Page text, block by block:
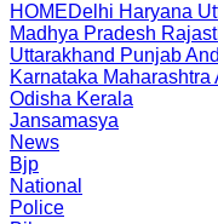
HOMEDelhi Haryana
Madhya Pradesh
Uttarakhand Punjab
Karnataka Maharashtra
Odisha Kerala
Jansamasya
News
Bjp
National
Police